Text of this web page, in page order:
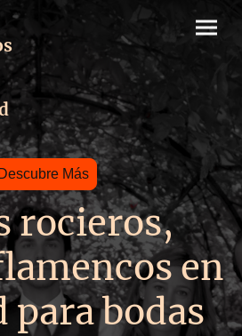
Descubre Más
rocieros,
en
bodas